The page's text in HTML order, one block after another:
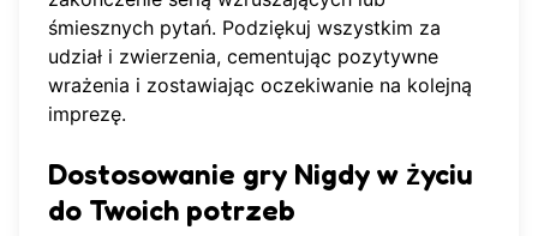
śmiesznych pytań. Podziękuj wszystkim za
udział i zwierzenia, cementując pozytywne
wrażenia i zostawiając oczekiwanie na kolejną
imprezę.
Dostosowanie gry Nigdy w życiu
do Twoich potrzeb